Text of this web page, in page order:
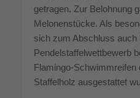
getragen. Zur Belohnung
Melonenstücke. Als
sich zum Abschluss auch
Pendelstaffelwettbewerb
Flamingo-Schwimmreifen
Staffelholz ausgestattet